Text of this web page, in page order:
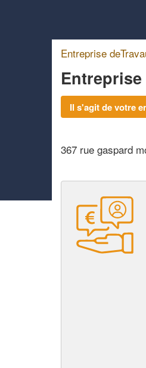
Entreprise
Entreprise
Il s'agit de votre
367 rue gaspard